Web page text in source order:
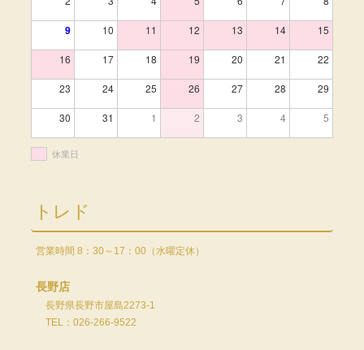
9 10 11 12 13 14 15
16 17 18 19 20 21 22
23 24 25 26 27 28 29
30 31 1 2 3 4 5
休業日
トレド
営業時間 8：30～17：00（水曜定休）
長野店
長野県長野市屋島2273-1
TEL：026-266-9522